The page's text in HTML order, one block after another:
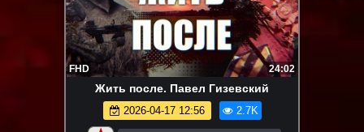
FHD 24:02
Жить после. Павел Гизевский
2026-04-17 12:56 2.7K